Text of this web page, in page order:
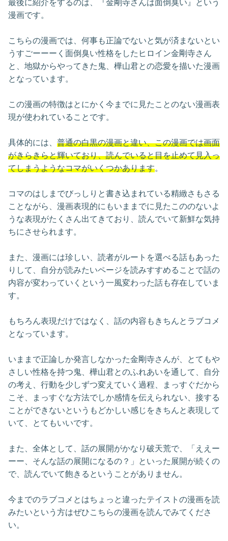
最後に紹介をするのは、『金剛寺さんは面倒臭い』という
漫画です。
こちらの漫画では、何事も正論でないと気が済まないとい
うすごーーーく面倒臭い性格をしたヒロイン金剛寺さん
と、地獄からやってきた鬼、樺山君との恋愛を描いた漫画
となっています。
この漫画の特徴はとにかく今までに見たことのない漫画表
現が使われていることです。
具体的には、 普通の白黒の漫画と違い、この漫画では画面
がきらきらと輝いており、読んでいると目を止めて見入っ
てしまうようなコマがいくつかあります。
コマのはしまでびっしりと書き込まれている精緻さもさる
ことながら、漫画表現的にもいままでに見たこののないよ
うな表現がたくさん出てきており、読んでいて新鮮な気持
ちにさせられます。
また、漫画には珍しい、読者がルートを選べる話もあった
りして、自分が読みたいページを読みすすめることで話の
内容が変わっていくという一風変わった話も存在していま
す。
もちろん表現だけではなく、話の内容もきちんとラブコメ
となっています。
いままで正論しか発言しなかった金剛寺さんが、とてもや
さしい性格を持つ鬼、樺山君とのふれあいを通して、自分
の考え、行動を少しずつ変えていく過程、まっすぐだから
こそ、まっすぐな方法でしか感情を伝えられない、接する
ことができないというもどかしい感じをきちんと表現して
いて、とてもいいです。
また、全体として、話の展開がかなり破天荒で、「ええー
ーー、そんな話の展開になるの？」といった展開が続くの
で、読んでいて飽きるということがありません。
今までのラブコメとはちょっと違ったテイストの漫画を読
みたいという方はぜひこちらの漫画を読んでみてくださ
い。